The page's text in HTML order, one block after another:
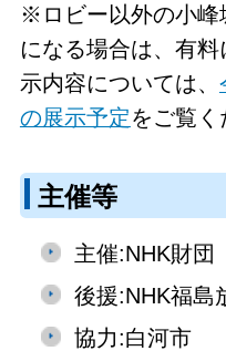
※ロビー以外の小峰
になる場合は、有
示内容については、
の展示予定をご覧く
主催等
主催:NHK財団
後援:NHK福島
協力:白河市